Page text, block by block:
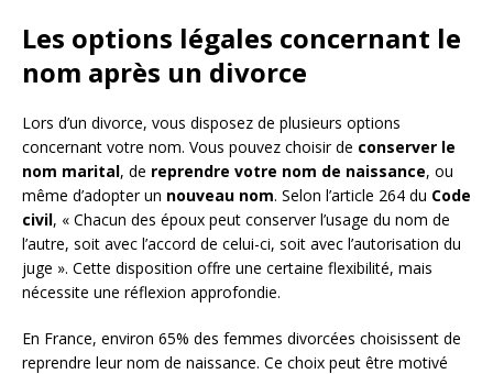
Les options légales concernant le
nom après un divorce
Lors d’un divorce, vous disposez de plusieurs options
concernant votre nom. Vous pouvez choisir de conserver le
nom marital, de reprendre votre nom de naissance, ou
même d’adopter un nouveau nom. Selon l’article 264 du Code
civil, « Chacun des époux peut conserver l’usage du nom de
l’autre, soit avec l’accord de celui-ci, soit avec l’autorisation du
juge ». Cette disposition offre une certaine flexibilité, mais
nécessite une réflexion approfondie.
En France, environ 65% des femmes divorcées choisissent de
reprendre leur nom de naissance. Ce choix peut être motivé